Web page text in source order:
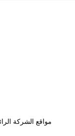
مواقع الشركة